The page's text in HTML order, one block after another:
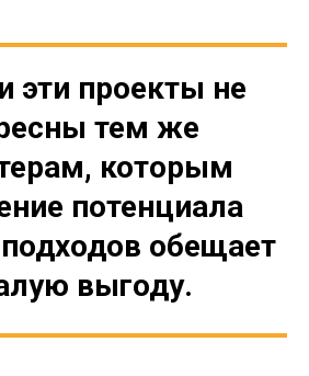
эти проекты не
тем же
которым
потенциала
обещает
выгоду.